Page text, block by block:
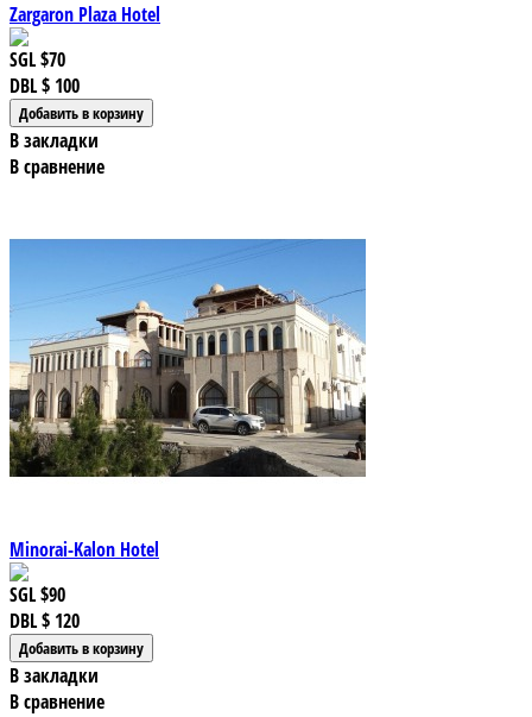
Zargaron Plaza Hotel
SGL$70
DBL$ 100
В закладки
В сравнение
Minorai-Kalon Hotel
SGL$90
DBL$ 120
В закладки
В сравнение